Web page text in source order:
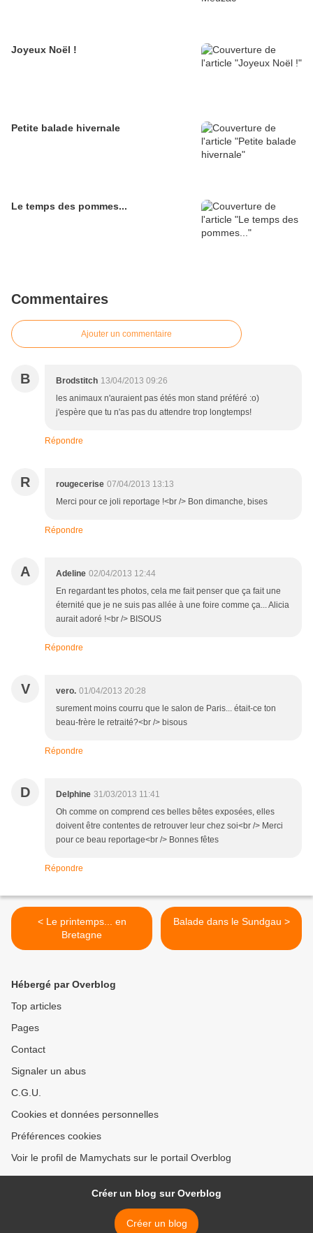
Joyeux Noël !
Petite balade hivernale
Le temps des pommes...
Commentaires
Ajouter un commentaire
B Brodstitch 13/04/2013 09:26
les animaux n'auraient pas étés mon stand préféré :o)
j'espère que tu n'as pas du attendre trop longtemps!
Répondre
R rougecerise 07/04/2013 13:13
Merci pour ce joli reportage !<br /> Bon dimanche, bises
Répondre
A Adeline 02/04/2013 12:44
En regardant tes photos, cela me fait penser que ça fait une
éternité que je ne suis pas allée à une foire comme ça... Alicia
aurait adoré !<br /> BISOUS
Répondre
V vero. 01/04/2013 20:28
surement moins courru que le salon de Paris... était-ce ton
beau-frère le retraité?<br /> bisous
Répondre
D Delphine 31/03/2013 11:41
Oh comme on comprend ces belles bêtes exposées, elles
doivent être contentes de retrouver leur chez soi<br /> Merci
pour ce beau reportage<br /> Bonnes fêtes
Répondre
< Le printemps... en
Bretagne
Balade dans le Sundgau >
Hébergé par Overblog
Top articles
Pages
Contact
Signaler un abus
C.G.U.
Cookies et données personnelles
Préférences cookies
Voir le profil de Mamychats sur le portail Overblog
Créer un blog sur Overblog
Créer un blog